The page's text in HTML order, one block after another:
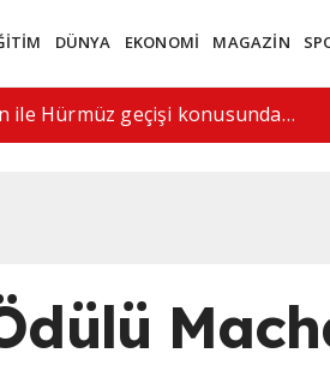
DÜNYA EKONOMİ MAGAZİN
sürecine saygı gösterilmeli"